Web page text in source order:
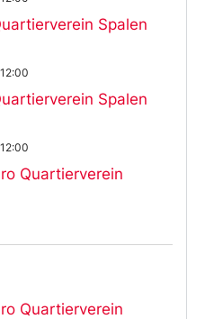
Spalen
Spalen
12:00
Quartierverein
12:00
Quartierverein